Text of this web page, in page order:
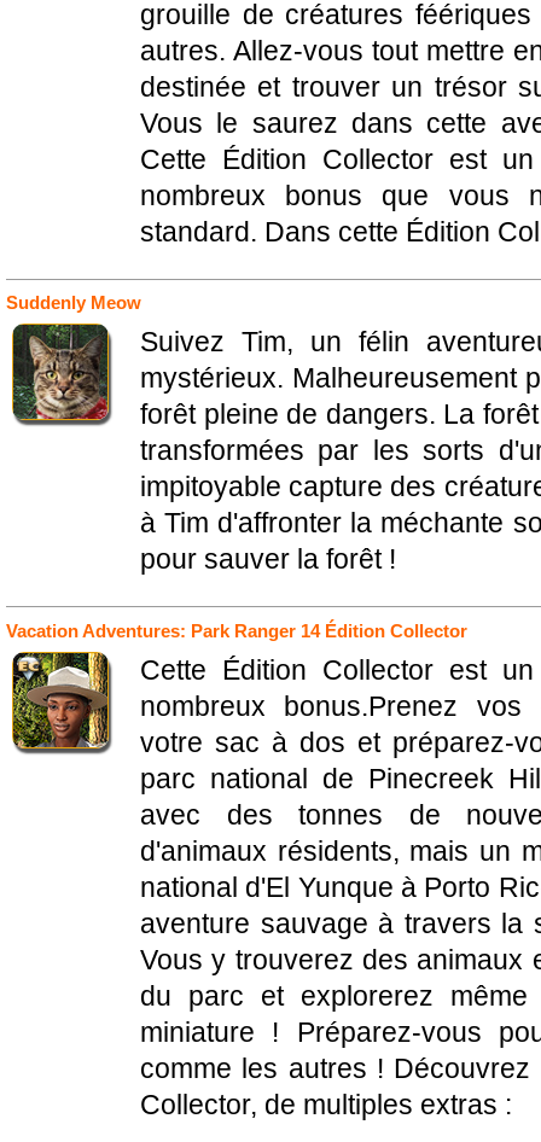
grouille de créatures
autres. Allez-vous tout mettre
destinée et trouver un trésor
Vous le saurez dans cette
Cette Édition Collector est
nombreux bonus que vous
standard. Dans cette Édition
Suddenly Meow
Suivez Tim, un félin
mystérieux. Malheureusement
forêt pleine de dangers. La
transformées par les sorts
impitoyable capture des
à Tim d'affronter la méchante
pour sauver la forêt !
Vacation Adventures: Park Ranger 14 Édition Collector
Cette Édition Collector est
nombreux bonus.Prenez
votre sac à dos et préparez-
parc national de Pinecreek
avec des tonnes de
d'animaux résidents, mais un
national d'El Yunque à Porto
aventure sauvage à travers la
Vous y trouverez des animaux
du parc et explorerez
miniature ! Préparez-vous
comme les autres !
Collector, de multiples extras :